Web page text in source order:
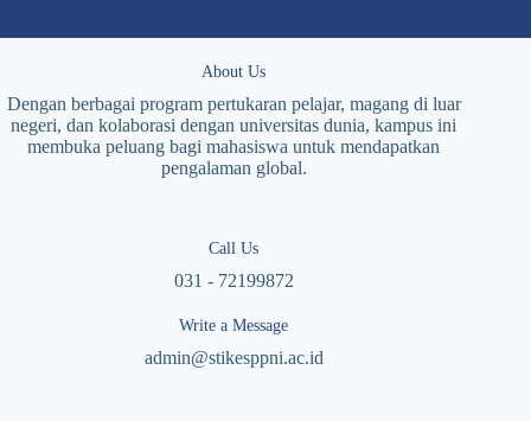
About Us
Dengan berbagai program pertukaran pelajar, magang di luar
negeri, dan kolaborasi dengan universitas dunia, kampus ini
membuka peluang bagi mahasiswa untuk mendapatkan
pengalaman global.
Call Us
031 - 72199872
Write a Message
admin@stikesppni.ac.id